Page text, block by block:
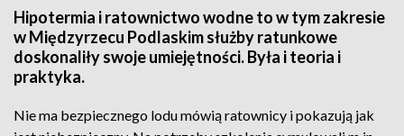
Hipotermia i ratownictwo wodne to w tym zakresie
w Międzyrzecu Podlaskim służby ratunkowe
doskonaliły swoje umiejętności. Była i teoria i
praktyka.
Nie ma bezpiecznego lodu mówią ratownicy i pokazują jak